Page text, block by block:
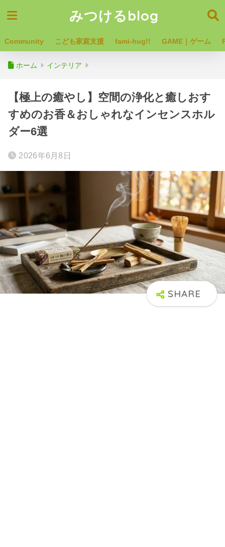
みつけるblog
Community こども家庭支援 fami-hug!! GAME｜ゲーム
ホーム インテリア
【極上の癒やし】空間の浄化と癒しおす
すめのお香＆おしゃれなインセンスホル
ダー6選
2026年6月8日